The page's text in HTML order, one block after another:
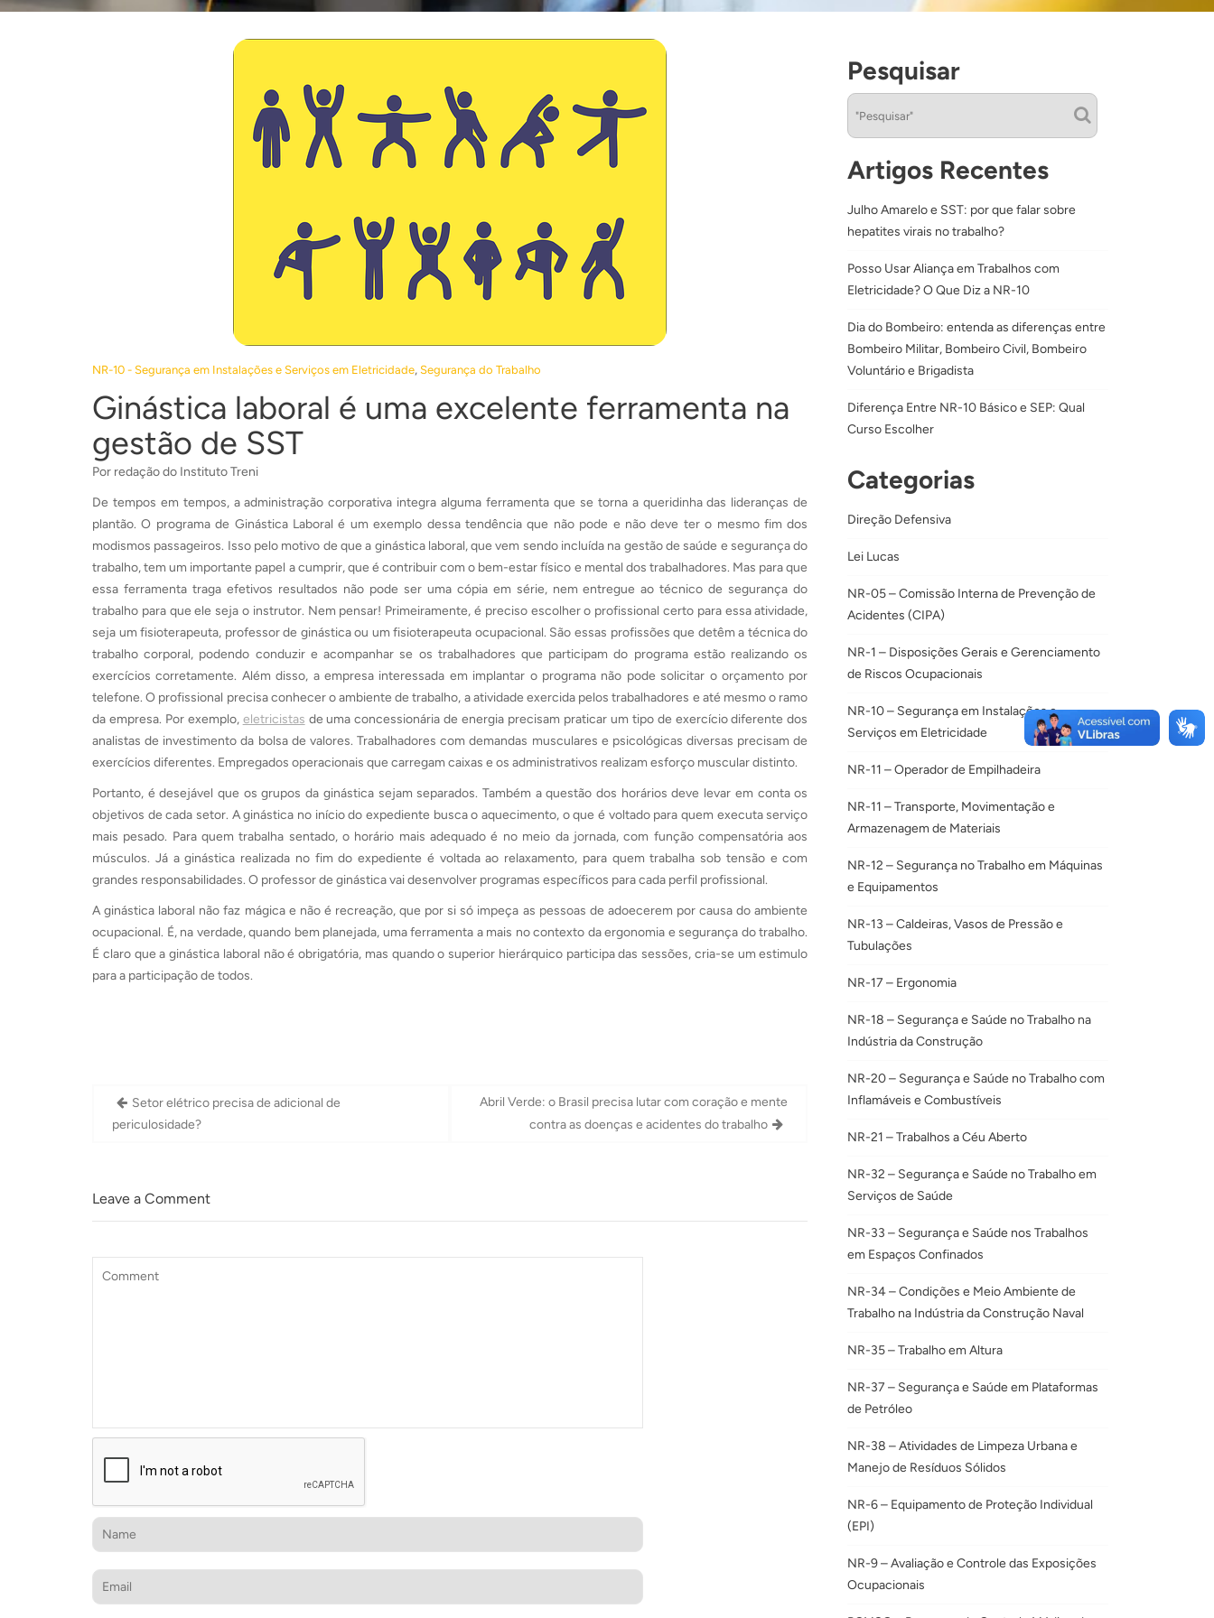
NR-10 - Segurança em Instalações e Serviços em Eletricidade, Segurança do Trabalho
Ginástica laboral é uma excelente ferramenta na
gestão de SST
Por redação do Instituto Treni
De tempos em tempos, a administração corporativa integra alguma ferramenta que se torna a queridinha das lideranças de
plantão. O programa de Ginástica Laboral é um exemplo dessa tendência que não pode e não deve ter o mesmo fim dos
modismos passageiros. Isso pelo motivo de que a ginástica laboral, que vem sendo incluída na gestão de saúde e segurança do
trabalho, tem um importante papel a cumprir, que é contribuir com o bem-estar físico e mental dos trabalhadores. Mas para que
essa ferramenta traga efetivos resultados não pode ser uma cópia em série, nem entregue ao técnico de segurança do
trabalho para que ele seja o instrutor. Nem pensar! Primeiramente, é preciso escolher o profissional certo para essa atividade,
seja um fisioterapeuta, professor de ginástica ou um fisioterapeuta ocupacional. São essas profissões que detêm a técnica do
trabalho corporal, podendo conduzir e acompanhar se os trabalhadores que participam do programa estão realizando os
exercícios corretamente. Além disso, a empresa interessada em implantar o programa não pode solicitar o orçamento por
telefone. O profissional precisa conhecer o ambiente de trabalho, a atividade exercida pelos trabalhadores e até mesmo o ramo
da empresa. Por exemplo, eletricistas de uma concessionária de energia precisam praticar um tipo de exercício diferente dos
analistas de investimento da bolsa de valores. Trabalhadores com demandas musculares e psicológicas diversas precisam de
exercícios diferentes. Empregados operacionais que carregam caixas e os administrativos realizam esforço muscular distinto.
Portanto, é desejável que os grupos da ginástica sejam separados. Também a questão dos horários deve levar em conta os
objetivos de cada setor. A ginástica no início do expediente busca o aquecimento, o que é voltado para quem executa serviço
mais pesado. Para quem trabalha sentado, o horário mais adequado é no meio da jornada, com função compensatória aos
músculos. Já a ginástica realizada no fim do expediente é voltada ao relaxamento, para quem trabalha sob tensão e com
grandes responsabilidades. O professor de ginástica vai desenvolver programas específicos para cada perfil profissional.
A ginástica laboral não faz mágica e não é recreação, que por si só impeça as pessoas de adoecerem por causa do ambiente
ocupacional. É, na verdade, quando bem planejada, uma ferramenta a mais no contexto da ergonomia e segurança do trabalho.
É claro que a ginástica laboral não é obrigatória, mas quando o superior hierárquico participa das sessões, cria-se um estimulo
para a participação de todos.
Navegação
de
Setor elétrico precisa de adicional de
periculosidade?
Abril Verde: o Brasil precisa lutar com coração e mente
contra as doenças e acidentes do trabalho
Leave a Comment
Pesquisar
Artigos Recentes
Julho Amarelo e SST: por que falar sobre
hepatites virais no trabalho?
Posso Usar Aliança em Trabalhos com
Eletricidade? O Que Diz a NR-10
Dia do Bombeiro: entenda as diferenças entre
Bombeiro Militar, Bombeiro Civil, Bombeiro
Voluntário e Brigadista
Diferença Entre NR-10 Básico e SEP: Qual
Curso Escolher
Categorias
Direção Defensiva
Lei Lucas
NR-05 – Comissão Interna de Prevenção de
Acidentes (CIPA)
NR-1 – Disposições Gerais e Gerenciamento
de Riscos Ocupacionais
NR-10 – Segurança em Instalações e
Serviços em Eletricidade
NR-11 – Operador de Empilhadeira
NR-11 – Transporte, Movimentação e
Armazenagem de Materiais
NR-12 – Segurança no Trabalho em Máquinas
e Equipamentos
NR-13 – Caldeiras, Vasos de Pressão e
Tubulações
NR-17 – Ergonomia
NR-18 – Segurança e Saúde no Trabalho na
Indústria da Construção
NR-20 – Segurança e Saúde no Trabalho com
Inflamáveis e Combustíveis
NR-21 – Trabalhos a Céu Aberto
NR-32 – Segurança e Saúde no Trabalho em
Serviços de Saúde
NR-33 – Segurança e Saúde nos Trabalhos
em Espaços Confinados
NR-34 – Condições e Meio Ambiente de
Trabalho na Indústria da Construção Naval
NR-35 – Trabalho em Altura
NR-37 – Segurança e Saúde em Plataformas
de Petróleo
NR-38 – Atividades de Limpeza Urbana e
Manejo de Resíduos Sólidos
NR-6 – Equipamento de Proteção Individual
(EPI)
NR-9 – Avaliação e Controle das Exposições
Ocupacionais